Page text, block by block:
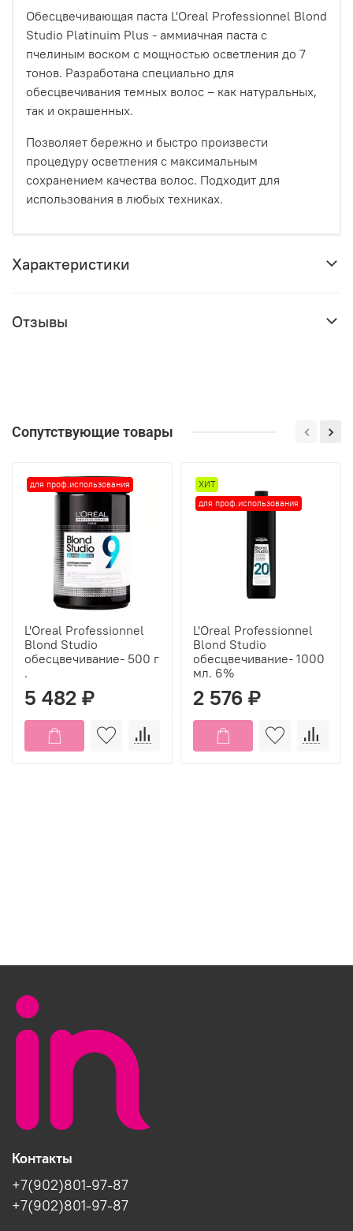
Обесцвечивающая паста L'Oreal Professionnel Blond
Studio Platinuim Plus - аммиачная паста с
пчелиным воском с мощностью осветления до 7
тонов. Разработана специально для
обесцвечивания темных волос – как натуральных,
так и окрашенных.
Позволяет бережно и быстро произвести
процедуру осветления с максимальным
сохранением качества волос. Подходит для
использования в любых техниках.
Характеристики
Отзывы
Сопутствующие товары
для проф.использования
L'Oreal Professionnel
Blond Studio
обесцвечивание- 500 г
.
5 482 ₽
ХИТ
для проф.использования
L'Oreal Professionnel
Blond Studio
обесцвечивание- 1000
мл. 6%
2 576 ₽
Контакты
+7(902)801-97-87
+7(902)801-97-87